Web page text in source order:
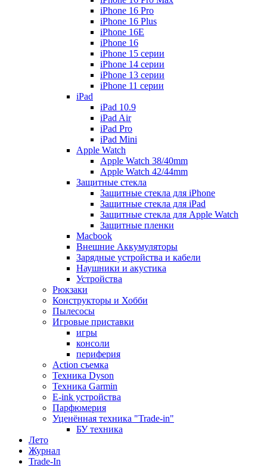
iPhone 16 Pro
iPhone 16 Plus
iPhone 16E
iPhone 16
iPhone 15 серии
iPhone 14 серии
iPhone 13 серии
iPhone 11 серии
iPad
iPad 10.9
iPad Air
iPad Pro
iPad Mini
Apple Watch
Apple Watch 38/40mm
Apple Watch 42/44mm
Защитные стекла
Защитные стекла для iPhone
Защитные стекла для iPad
Защитные стекла для Apple Watch
Защитные пленки
Macbook
Внешние Аккумуляторы
Зарядные устройства и кабели
Наушники и акустика
Устройства
Рюкзаки
Конструкторы и Хобби
Пылесосы
Игровые приставки
игры
консоли
периферия
Action съемка
Техника Dyson
Техника Garmin
E-ink устройства
Парфюмерия
Уценённая техника "Trade-in"
БУ техника
Лето
Журнал
Trade-In